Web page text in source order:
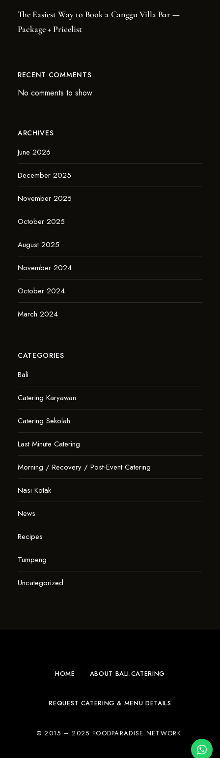
The Easiest Way to Book a Canggu Villa Bar —
Package + Pricelist
RECENT COMMENTS
No comments to show.
ARCHIVES
June 2026
December 2025
November 2025
October 2025
August 2025
November 2024
October 2024
March 2024
CATEGORIES
Bali
Catering Karyawan
Catering Sekolah
Last Minute Catering
Morning / Recovery / Post-Event Catering
Nasi Kotak
News
Recipes
Tumpeng
Uncategorized
HOME ABOUT BALI.CATERING
REQUEST CATERING & MENU DETAILS
© 2015 – 2025 FOODPARADISE.NETWORK